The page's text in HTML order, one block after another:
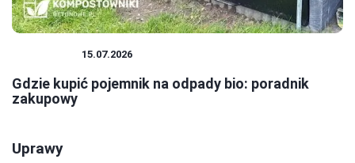
15.07.2026
Gdzie kupić pojemnik na odpady bio: poradnik
zakupowy
Uprawy